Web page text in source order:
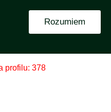
profilu: 378
Rozumiem